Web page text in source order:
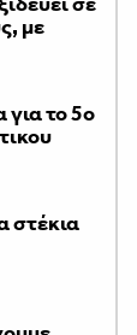
με
το 5ο
στέκια